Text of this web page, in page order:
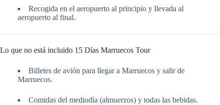
Recogida en el aeropuerto al principio y llevada al
aeropuerto al final.
Lo que no está incluido 15 Días Marruecos Tour
Billetes de avión para llegar a Marruecos y salir de
Marruecos.
Comidas del mediodía (almuerzos) y todas las bebidas.